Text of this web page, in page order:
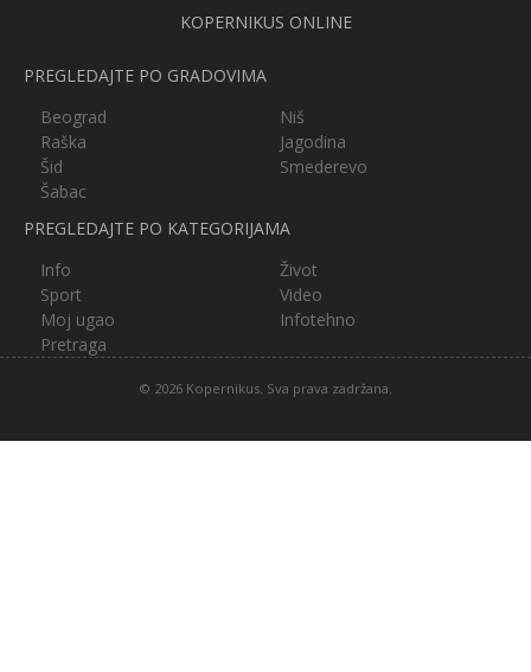
KOPERNIKUS ONLINE
PREGLEDAJTE PO GRADOVIMA
Beograd
Niš
Raška
Jagodina
Šid
Smederevo
Šabac
PREGLEDAJTE PO KATEGORIJAMA
Info
Život
Sport
Video
Moj ugao
Infotehno
Pretraga
© 2026 Kopernikus. Sva prava zadržana.